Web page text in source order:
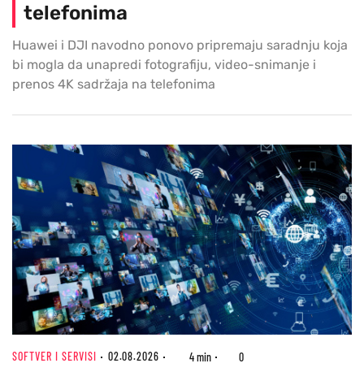
telefonima
Huawei i DJI navodno ponovo pripremaju saradnju koja
bi mogla da unapredi fotografiju, video-snimanje i
prenos 4K sadržaja na telefonima
SOFTVER I SERVISI 02.08.2026 4 min 0